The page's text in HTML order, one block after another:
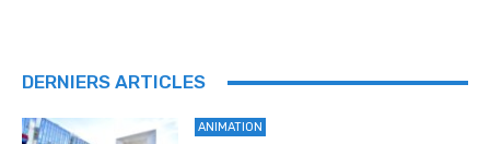
DERNIERS ARTICLES
ANIMATION